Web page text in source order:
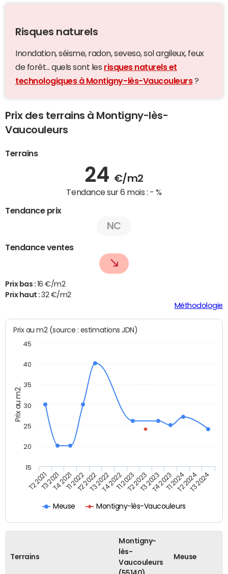
Risques naturels
Inondation, séisme, radon, seveso, sol argileux, feux
de forêt... quels sont les risques naturels et
technologiques à Montigny-lès-Vaucouleurs?
Prix des terrains à Montigny-lès-
Vaucouleurs
Terrains
24 €/m2
Tendance sur 6 mois : - %
Tendance prix
NC
Tendance ventes
Prix bas : 16 €/m2
Prix haut :32 €/m2
Méthodologie
Prix au m2
Prix au m2 (source : estimations JDN)
Meuse Montigny-lès-Vaucouleurs
T2 2021T3 2021T4 2021T1 2022T2 2022T3 2022T4 2022T1 2023T2 2023T3 2023T4 2023T1 2024T2 2024T3 2024
15
20
25
30
35
40
45
Terrains
Montigny-
lès-
Vaucouleurs
Meuse